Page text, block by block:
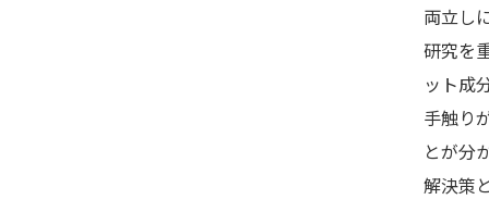
両立し
研究を
ット成
手触り
とが分
解決策